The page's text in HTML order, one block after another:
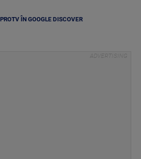
ÎN GOOGLE DISCOVER